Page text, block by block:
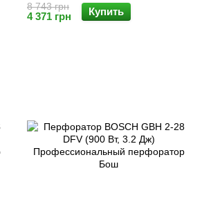
8 743 грн
4 371 грн Купить